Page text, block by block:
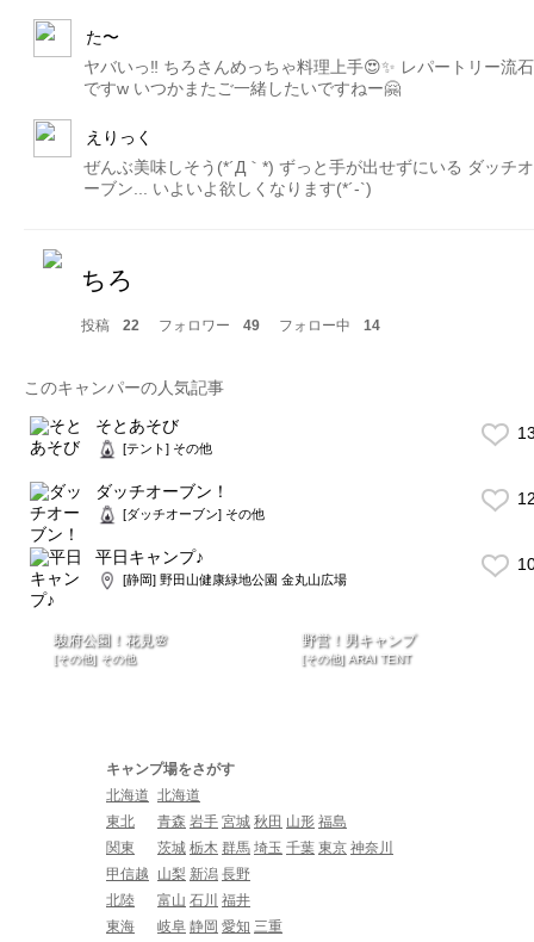
た〜
ヤバいっ‼️ ちろさんめっちゃ料理上手😍✨ レパートリー流石
ですw いつかまたご一緒したいですねー🤗
えりっく
ぜんぶ美味しそう(*´Д｀*) ずっと手が出せずにいる ダッチオ
ーブン... いよいよ欲しくなります(*´-`)
ちろ
投稿 22 フォロワー 49 フォロー中 14
このキャンパーの人気記事
そとあそび
[テント] その他
ダッチオーブン！
[ダッチオーブン] その他
平日キャンプ♪
[静岡] 野田山健康緑地公園 金丸山広場
駿府公園！花見🌸
[その他] その他
野営！男キャンプ
[その他] ARAI TENT
キャンプ場をさがす
北海道 北海道
東北
青森 岩手 宮城 秋田 山形 福島
関東
茨城 栃木 群馬 埼玉 千葉 東京 神奈川
甲信越
山梨 新潟 長野
北陸
富山 石川 福井
東海
岐阜 静岡 愛知 三重